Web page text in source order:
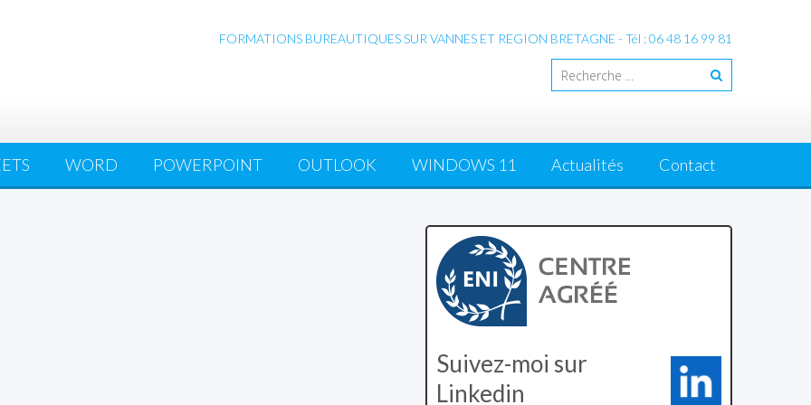
FORMATIONS BUREAUTIQUES SUR VANNES ET REGION BRETAGNE - Tél : 06 48 16 99 81
WORD POWERPOINT OUTLOOK WINDOWS 11 Actualités Contact
Suivez-moi sur
Linkedin